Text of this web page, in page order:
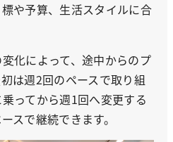
や予算、生活スタイルに合
化によって、途中からのプ
は週2回のペースで取り組
ってから週1回へ変更する
スで継続できます。